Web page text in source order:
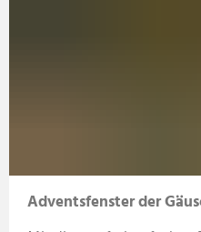
Adventsfenster der